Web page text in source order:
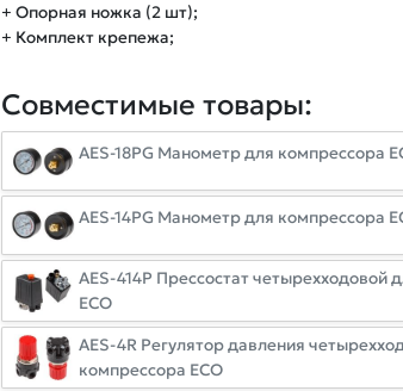
+ Опорная ножка (2 шт);
+ Комплект крепежа;
Совместимые товары:
AES-18PG Манометр для компрессора
AES-14PG Манометр для компрессора
AES-414P Прессостат четырехходовой
ECO
AES-4R Регулятор давления
компрессора ECO